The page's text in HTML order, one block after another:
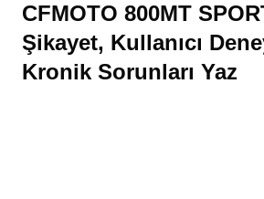
CFMOTO 800MT
Şikayet, Kullanıcı
Kronik Sorunları Yaz